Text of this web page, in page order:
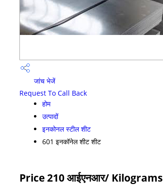
जांच भेजें
Request To Call Back
होम
उत्पादों
इनकोनल स्टील शीट
601 इनकॉनेल शीट शीट
Price 210 आईएनआर/ Kilograms